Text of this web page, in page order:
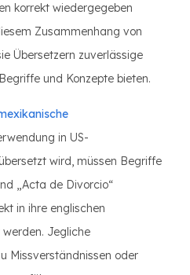
korrekt wiedergegeben
Zusammenhang von
Übersetzern zuverlässige
und Konzepte bieten.
in US-
wird, müssen Begriffe
„Acta de Divorcio“
in ihre englischen
Jegliche
Missverständnissen oder